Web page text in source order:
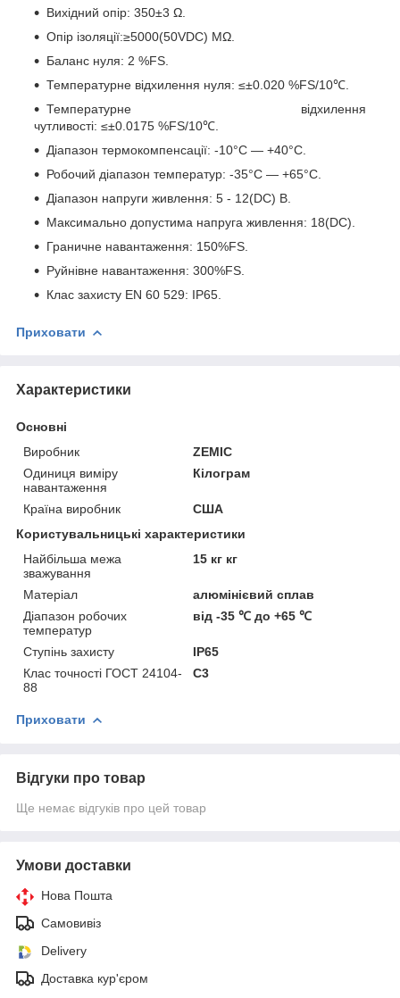
Вихідний опір: 350±3 Ω.
Опір ізоляції:≥5000(50VDC) MΩ.
Баланс нуля: 2 %FS.
Температурне відхилення нуля: ≤±0.020 %FS/10℃.
Температурне відхилення
чутливості: ≤±0.0175 %FS/10℃.
Діапазон термокомпенсації: -10°С — +40°С.
Робочий діапазон температур: -35°С — +65°С.
Діапазон напруги живлення: 5 - 12(DC) В.
Максимально допустима напруга живлення: 18(DC).
Граничне навантаження: 150%FS.
Руйнівне навантаження: 300%FS.
Клас захисту EN 60 529: IP65.
Приховати
Характеристики
Основні
Виробник
ZEMIC
Одиниця виміру
навантаження
Кілограм
Країна виробник
США
Користувальницькі характеристики
Найбільша межа
зважування
15 кг кг
Матеріал
алюмінієвий сплав
Діапазон робочих
температур
від -35 ℃ до +65 ℃
Ступінь захисту
IP65
Клас точності ГОСТ 24104-
88
C3
Приховати
Відгуки про товар
Ще немає відгуків про цей товар
Умови доставки
Нова Пошта
Самовивіз
Delivery
Доставка кур'єром